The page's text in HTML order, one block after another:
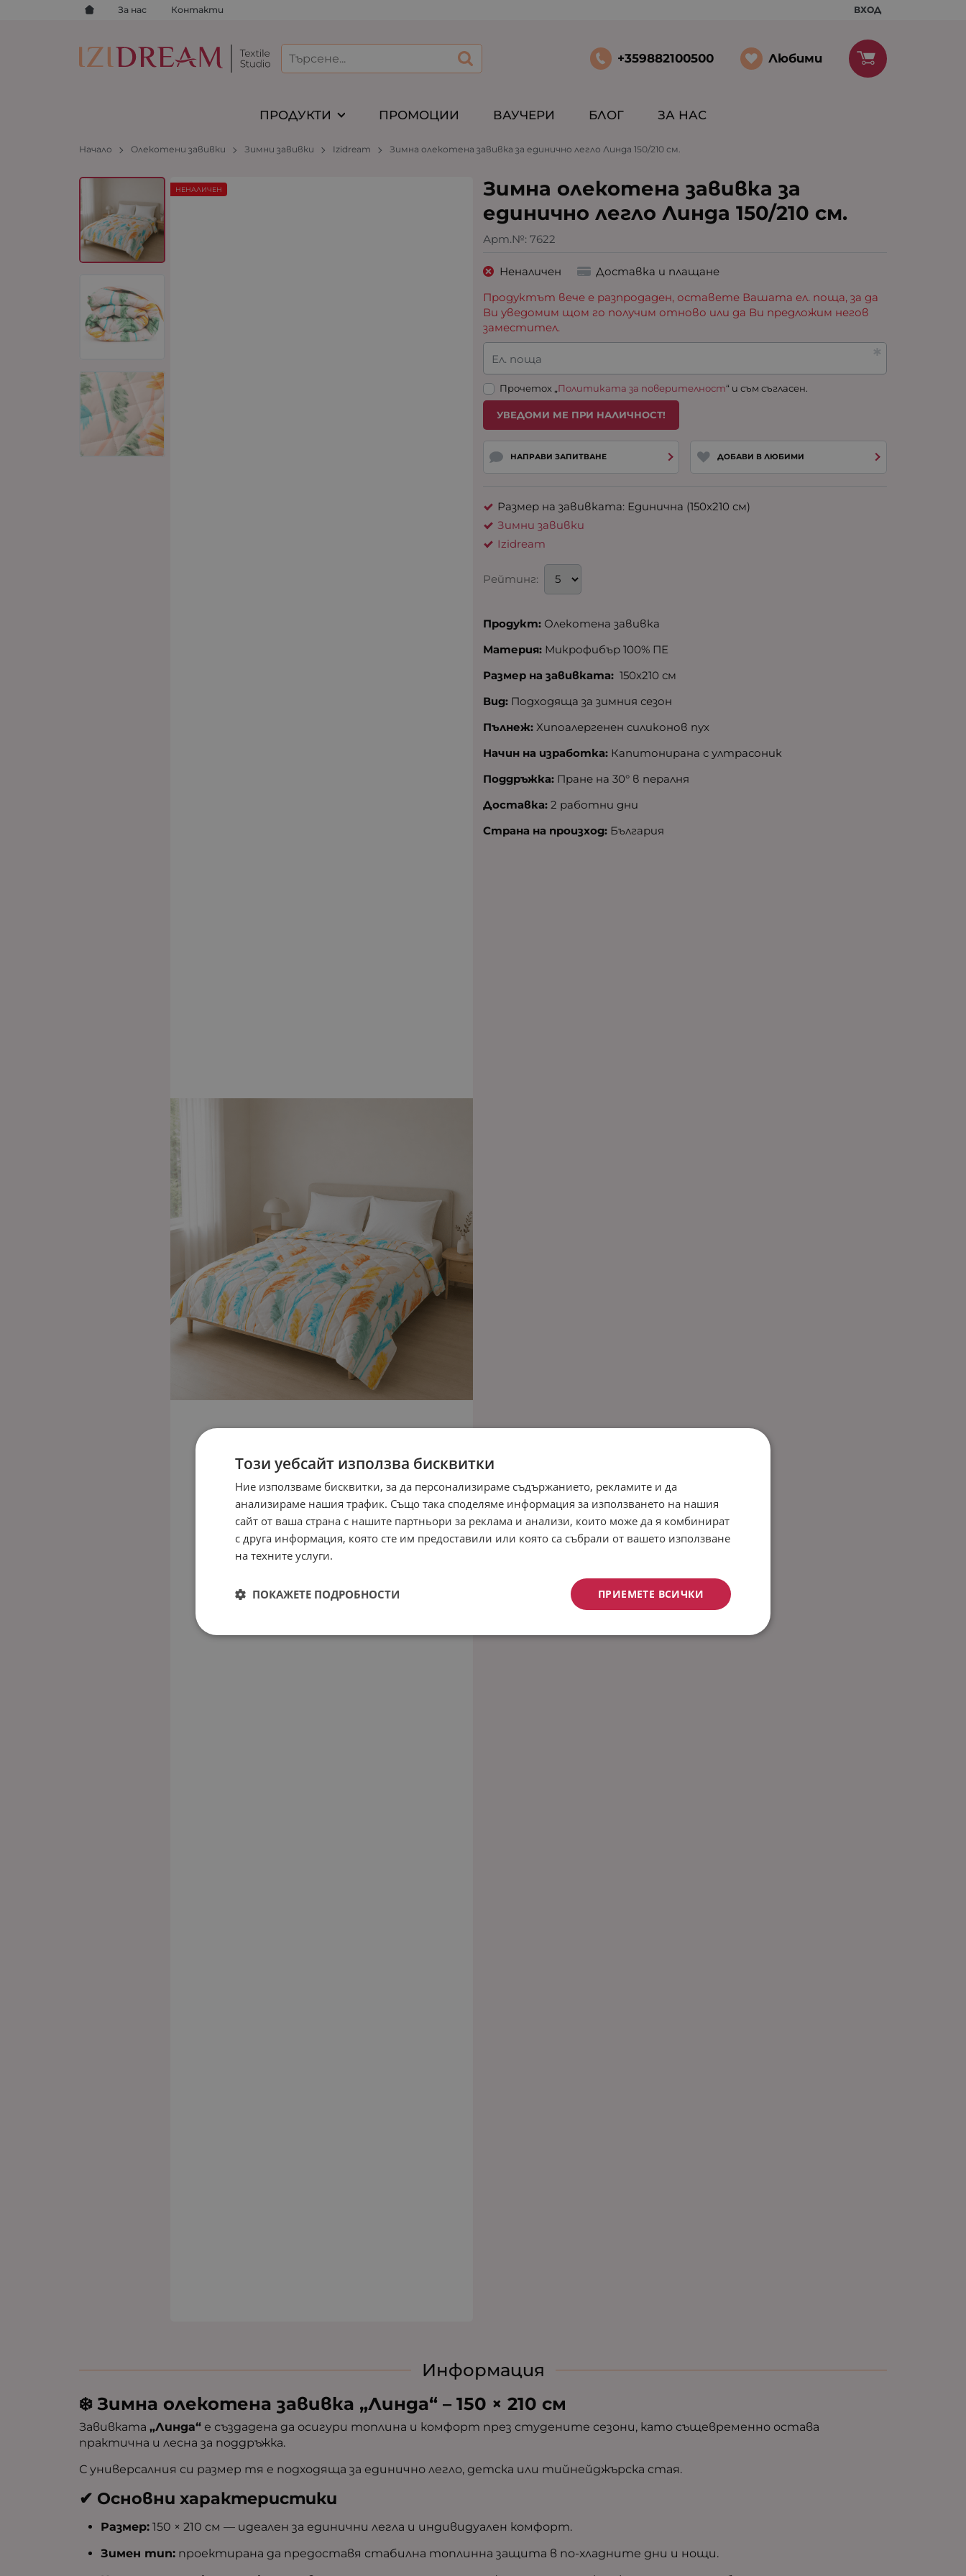
За нас Контакти ВХОД
+359882100500 Любими
ПРОДУКТИ ПРОМОЦИИ ВАУЧЕРИ БЛОГ ЗА НАС
Начало Олекотени завивки Зимни завивки Izidream Зимна олекотена завивка за единично легло Линда 150/210 см.
Зимна олекотена завивка за
единично легло Линда 150/210 см.
Арт.№: 7622
НЕНАЛИЧЕН
Неналичен
Доставка и плащане
Продуктът вече е разпродаден, оставете Вашата ел. поща, за да
Ви уведомим щом го получим отново или да Ви предложим негов
заместител.
Ел. поща
Прочетох „Политиката за поверителност“ и съм съгласен.
УВЕДОМИ МЕ ПРИ НАЛИЧНОСТ!
НАПРАВИ ЗАПИТВАНЕ ДОБАВИ В ЛЮБИМИ
Размер на завивката: Единична (150х210 см)
Зимни завивки
Izidream
Рейтинг:
Продукт: Олекотена завивка
Материя: Микрофибър 100% ПЕ
Размер на завивката: 150х210 см
Вид: Подходяща за зимния сезон
Пълнеж: Хипоалергенен силиконов пух
Начин на изработка: Капитонирана с ултрасоник
Поддръжка: Пране на 30° в пералня
Доставка: 2 работни дни
Страна на произход: България
Информация
❄️ Зимна олекотена завивка „Линда“ – 150 × 210 см
Завивката„Линда“ е създадена да осигури топлина и комфорт през студените сезони, като същевременно остава
практична и лесна за поддръжка.
С универсалния си размер тя е подходяща за единично легло, детска или тийнейджърска стая.
✔ Основни характеристики
Размер: 150 × 210 см — идеален за единични легла и индивидуален комфорт.
Зимен тип: проектирана да предоставя стабилна топлинна защита в по-хладните дни и нощи.
Този уебсайт използва бисквитки
Ние използваме бисквитки, за да персонализираме съдържанието, рекламите и да
анализираме нашия трафик. Също така споделяме информация за използването на нашия
сайт от ваша страна с нашите партньори за реклама и анализи, които може да я комбинират
с друга информация, която сте им предоставили или която са събрали от вашето използване
на техните услуги.
ПРИЕМЕТЕ ВСИЧКИ
ПОКАЖЕТЕ ПОДРОБНОСТИ